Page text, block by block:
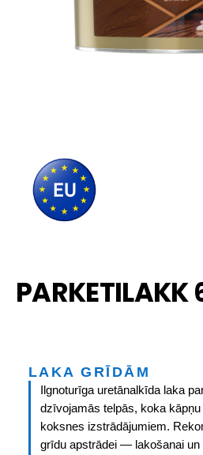
​PARKETILAKK
LAKA GRĪDĀM
Ilgnoturīga uretānalkīda laka
dzīvojamās telpās, koka
koksnes izstrādājumiem.
grīdu apstrādei — lakošanai un